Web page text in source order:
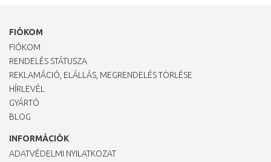
FIÓKOM
FIÓKOM
RENDELÉS STÁTUSZA
REKLAMÁCIÓ, ELÁLLÁS, MEGRENDELÉS TÖRLÉSE
HÍRLEVÉL
GYÁRTÓ
BLOG
INFORMÁCIÓK
ADATVÉDELMI NYILATKOZAT